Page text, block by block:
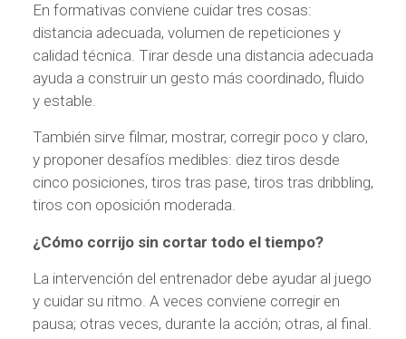
En formativas conviene cuidar tres cosas:
distancia adecuada, volumen de repeticiones y
calidad técnica. Tirar desde una distancia adecuada
ayuda a construir un gesto más coordinado, fluido
y estable.
También sirve filmar, mostrar, corregir poco y claro,
y proponer desafíos medibles: diez tiros desde
cinco posiciones, tiros tras pase, tiros tras dribbling,
tiros con oposición moderada.
¿Cómo corrijo sin cortar todo el tiempo?
La intervención del entrenador debe ayudar al juego
y cuidar su ritmo. A veces conviene corregir en
pausa; otras veces, durante la acción; otras, al final.